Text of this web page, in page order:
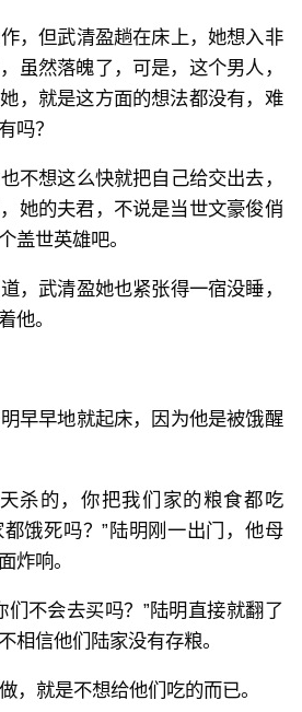
，但武清盈趟在床上，她想入非
虽然落魄了，可是，这个男人，
，就是这方面的想法都没有，难
吗？
不想这么快就把自己给交出去，
她的夫君，不说是当世文豪俊俏
盖世英雄吧。
，武清盈她也紧张得一宿没睡，
他。
早早地就起床，因为他是被饿醒
杀的，你把我们家的粮食都吃
饿死吗？”陆明刚一出门，他母
炸响。
们不会去买吗？”陆明直接就翻了
相信他们陆家没有存粮。
，就是不想给他们吃的而已。